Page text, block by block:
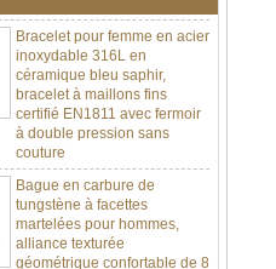
Bracelet pour femme en acier
inoxydable 316L en
céramique bleu saphir,
bracelet à maillons fins
certifié EN1811 avec fermoir
à double pression sans
couture
Bague en carbure de
tungstène à facettes
martelées pour hommes,
alliance texturée
géométrique confortable de 8
mm pour hommes